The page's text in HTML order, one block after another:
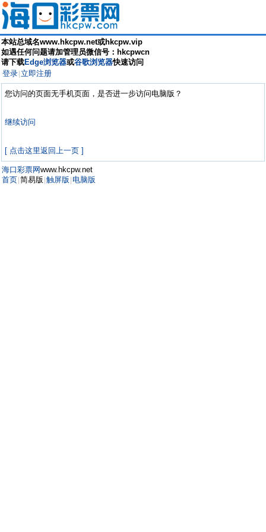
本站总域名www.hkcpw.net或hkcpw.vip
如遇任何问题请加管理员微信号：hkcpwcn
请下载Edge浏览器或谷歌浏览器快速访问
登录 立即注册
您访问的页面无手机页面，是否进一步访问电脑版？
继续访问
[ 点击这里返回上一页 ]
海口彩票网www.hkcpw.net
首页 简易版 触屏版 电脑版